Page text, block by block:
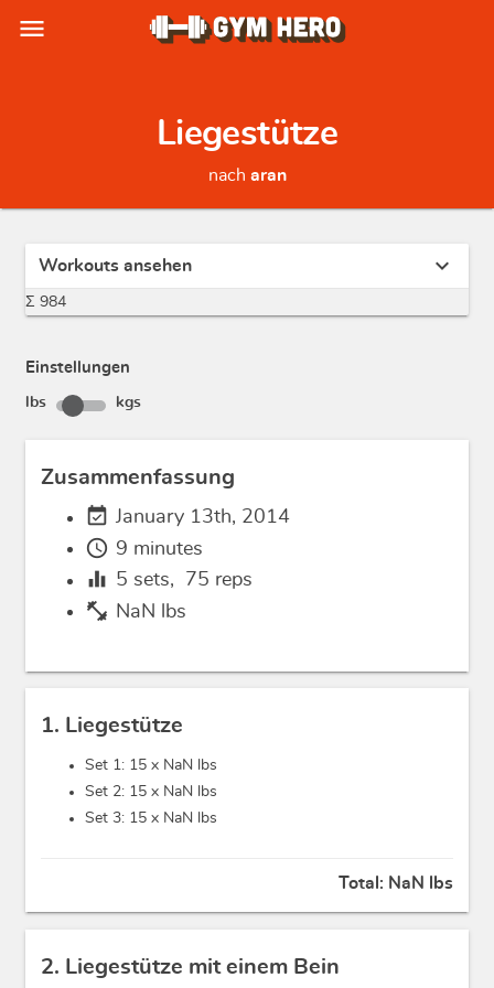
menu
Liegestütze
nach aran
Workouts ansehen expand_more
Σ 984
Einstellungen
lbs kgs
Zusammenfassung
event_available January 13th, 2014
schedule 9 minutes
equalizer 5 sets, 75 reps
fitness_center NaN lbs
1. Liegestütze
Set 1: 15 x NaN lbs
Set 2: 15 x NaN lbs
Set 3: 15 x NaN lbs
Total: NaN lbs
2. Liegestütze mit einem Bein